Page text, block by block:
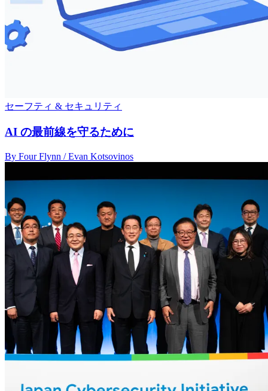
セーフティ & セキュリティ
AI の最前線を守るために
By Four Flynn / Evan Kotsovinos